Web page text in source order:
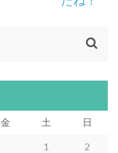
金 土 日
1 2